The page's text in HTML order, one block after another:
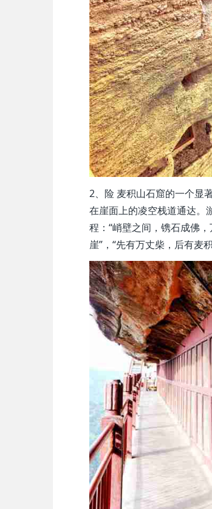
2、险 麦积山石窟的一个显
在崖面上的凌空栈道通达。
程：“峭壁之间，镌石成佛
崖”，“先有万丈柴，后有麦